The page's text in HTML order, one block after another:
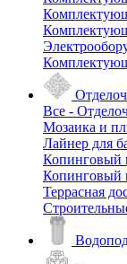
Все -
Мозаика и
Лайнер для
Копинговый
Копинговый
Террасная